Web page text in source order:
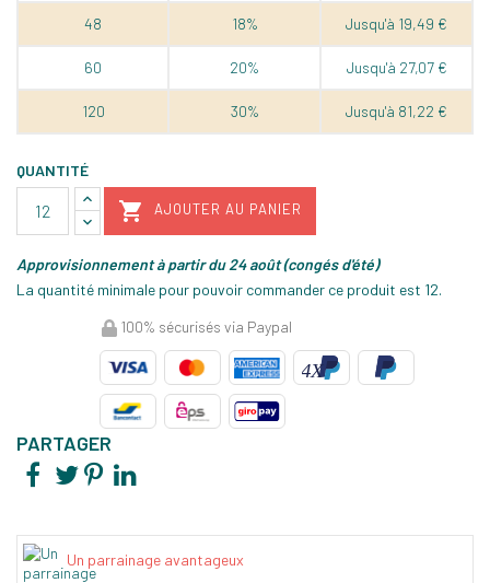
48 18% Jusqu'à 19,49 €
60 20% Jusqu'à 27,07 €
120 30% Jusqu'à 81,22 €
QUANTITÉ
 AJOUTER AU PANIER
Approvisionnement à partir du 24 août (congés d'été)
La quantité minimale pour pouvoir commander ce produit est 12.
100% sécurisés via Paypal
PARTAGER
Un parrainage avantageux